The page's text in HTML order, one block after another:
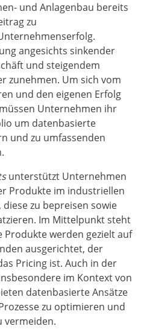
und Anlagenbau bereits
zu
angesichts sinkender
und steigendem
zunehmen. Um sich vom
und den eigenen Erfolg
Unternehmen ihr
um datenbasierte
und zu umfassenden
unterstützt Unternehmen
Produkte im industriellen
zu bepreisen sowie
Im Mittelpunkt steht
werden gezielt auf
ausgerichtet, der
Pricing ist. Auch in der
im Kontext von
datenbasierte Ansätze
zu optimieren und
vermeiden.